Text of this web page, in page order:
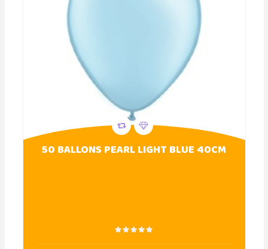
50 BALLONS PEARL LIGHT BLUE 40CM